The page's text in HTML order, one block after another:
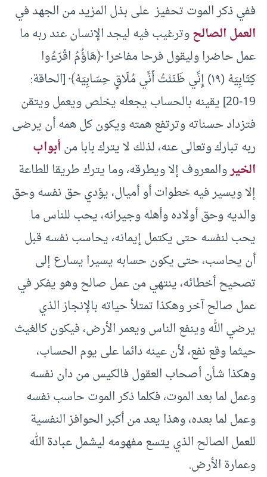
ففي ذكر الموت تحفيز على بذل المزيد من الجهد في
العمل الصالحوترغيب فيه ليجد الإنسان عند ربه ما
عمل حاضرا وليقول فرحا مفاخرا ﴿هَاؤُمُ ‌اقْرَءُوا
كِتَابِيَهْ (١٩) إِنِّي ظَنَنْتُ أَنِّي مُلَاقٍ حِسَابِيَهْ﴾ [الحاقة:
19-20] يقينه بالحساب يجعله يخلص ويعمل ويتقن
فتزداد حسناته وترتفع همته ويكون كل همه أن يرضى
ربه تبارك وتعالى عنه، لذلك لا يترك بابا منأبواب
الخيروالمعروف إلا ويطرقه، وما يترك طريقا للطاعة
إلا ويسير فيه خطوات أو أميال، يؤدي حق نفسه وحق
والديه وحق أولاده وأهله وجيرانه، يحب للناس ما
يحب لنفسه حتى يكتمل إيمانه، يحاسب نفسه قبل
أن يحاسب، حتى يكون حسابه يسيرا يسارع إلى
تصحيح أخطائه، ينتهي من عمل صالح وهو يفكر في
عمل صالح آخر وهكذا تمتلأ حياته بالإنجاز الذي
يرضي الله وينفع الناس ويعمر الأرض، فيكون كالغيث
حيثما وقع نفع، لأن عينه دائما على يوم الحساب،
وهكذا شأن أصحاب العقول فالكيس من دان نفسه
وعمل لما بعد الموت، فكلما ذكر الموت حاسب نفسه
وعمل لما بعده، وهذا يعد من أكبر الحوافز النفسية
للعمل الصالح الذي يتسع مفهومه ليشمل عبادة الله
وعمارة الأرض.